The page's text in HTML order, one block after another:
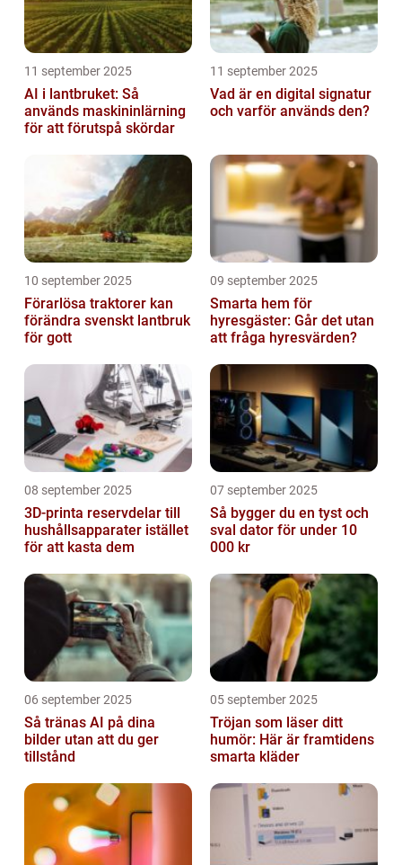
11 september 2025
AI i lantbruket: Så
används maskininlärning
för att förutspå skördar
11 september 2025
Vad är en digital signatur
och varför används den?
10 september 2025
Förarlösa traktorer kan
förändra svenskt lantbruk
för gott
09 september 2025
Smarta hem för
hyresgäster: Går det utan
att fråga hyresvärden?
08 september 2025
3D-printa reservdelar till
hushållsapparater istället
för att kasta dem
07 september 2025
Så bygger du en tyst och
sval dator för under 10
000 kr
06 september 2025
Så tränas AI på dina
bilder utan att du ger
tillstånd
05 september 2025
Tröjan som läser ditt
humör: Här är framtidens
smarta kläder